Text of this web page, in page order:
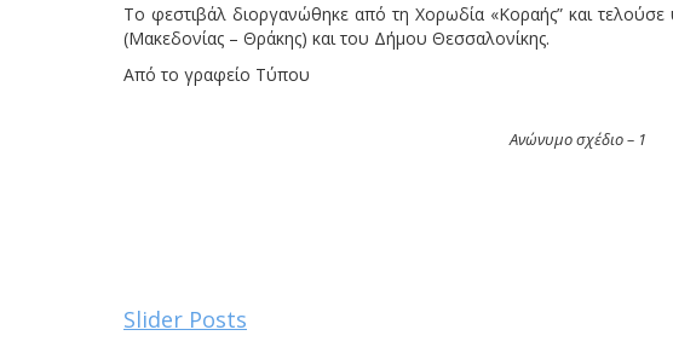
Το φεστιβάλ διοργανώθηκε από τη Χορωδία «Κοραής” και
(Μακεδονίας – Θράκης) και του Δήμου Θεσσαλονίκης.
Από το γραφείο Τύπου
Ανώνυμο σχέδιο – 1
Slider Posts